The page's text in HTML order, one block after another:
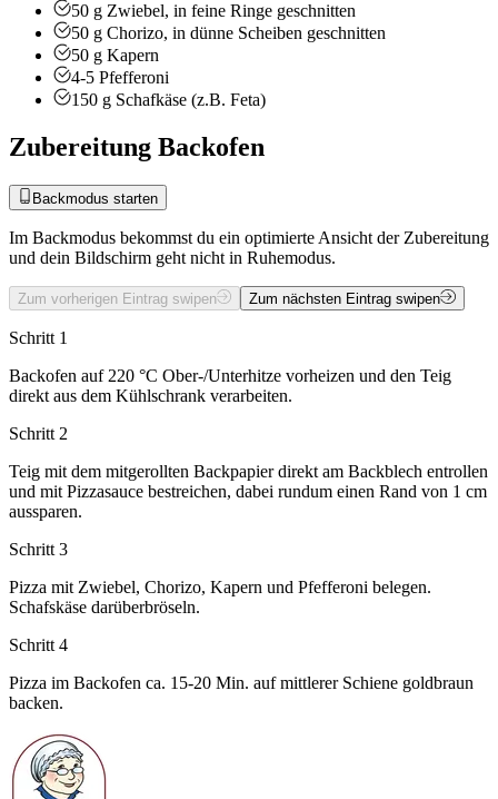
50 g Zwiebel, in feine Ringe geschnitten
50 g Chorizo, in dünne Scheiben geschnitten
50 g Kapern
4-5 Pfefferoni
150 g Schafkäse (z.B. Feta)
Zubereitung Backofen
Backmodus starten
Im Backmodus bekommst du ein optimierte Ansicht der Zubereitung
und dein Bildschirm geht nicht in Ruhemodus.
Zum vorherigen Eintrag swipen Zum nächsten Eintrag swipen
Schritt 1
Backofen auf 220 °C Ober-/Unterhitze vorheizen und den Teig
direkt aus dem Kühlschrank verarbeiten.
Schritt 2
Teig mit dem mitgerollten Backpapier direkt am Backblech entrollen
und mit Pizzasauce bestreichen, dabei rundum einen Rand von 1 cm
aussparen.
Schritt 3
Pizza mit Zwiebel, Chorizo, Kapern und Pfefferoni belegen.
Schafskäse darüberbröseln.
Schritt 4
Pizza im Backofen ca. 15-20 Min. auf mittlerer Schiene goldbraun
backen.